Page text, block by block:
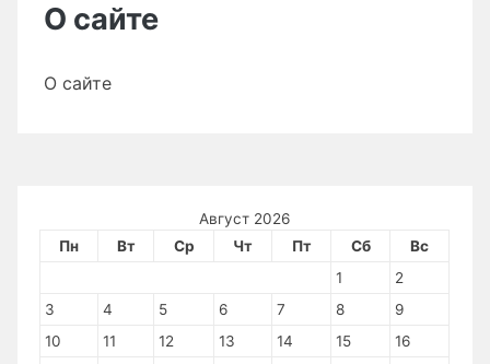
О сайте
О сайте
Август 2026
Пн
Вт Ср Чт Пт Сб
Вс
1
2
3
4 5 6 7 8
9
10
11 12 13 14 15
16